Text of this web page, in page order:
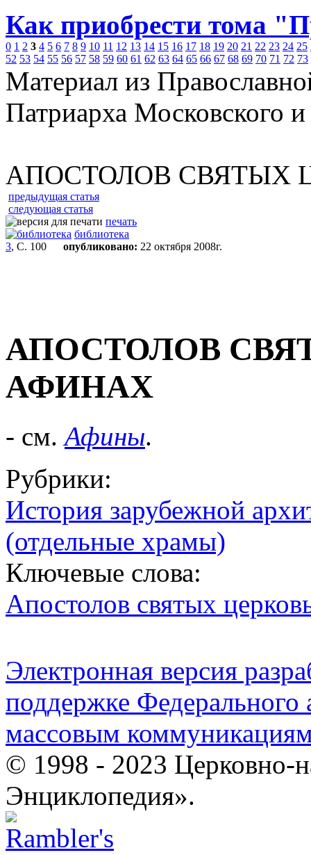
Как приобрести тома
0 1 2 3 4 5 6 7 8 9 10 11 12 13 14 15 16 17 18 19 20 21 22 23 24 25
52 53 54 55 56 57 58 59 60 61 62 63 64 65 66 67 68 69 70 71 72 73
Материал из
Патриарха Московского
АПОСТОЛОВ СВЯТЫХ
предыдущая статья
следующая статья
печать
библиотека
3, С. 100 опубликовано: 22 октября 2008г.
АПОСТОЛОВ
АФИНАХ
- см.Афины.
Рубрики:
История зарубежной
(отдельные храмы)
Ключевые слова:
Апостолов святых
Электронная версия
поддержке Федерального
массовым
© 1998 - 2023 Церковно-
Энциклопедия».